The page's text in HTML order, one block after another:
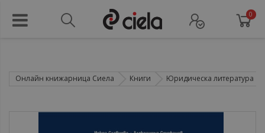
0
Онлайн книжарница Сиела Книги Юридическа литература